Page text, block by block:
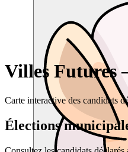
Villes Futures
Carte interactive des candidats
Élections